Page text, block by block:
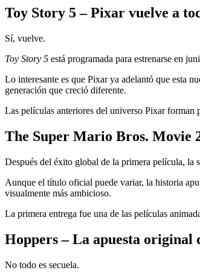
Toy Story 5 – Pixar vuelve a
Sí, vuelve.
Toy Story 5 está programada para estrenarse en
Lo interesante es que Pixar ya adelantó que esta
generación que creció diferente.
Las películas anteriores del universo Pixar forman
The Super Mario Bros. Movie
Después del éxito global de la primera película, la
Aunque el título oficial puede variar, la historia
visualmente más ambicioso.
La primera entrega fue una de las películas
Hoppers – La apuesta original
No todo es secuela.